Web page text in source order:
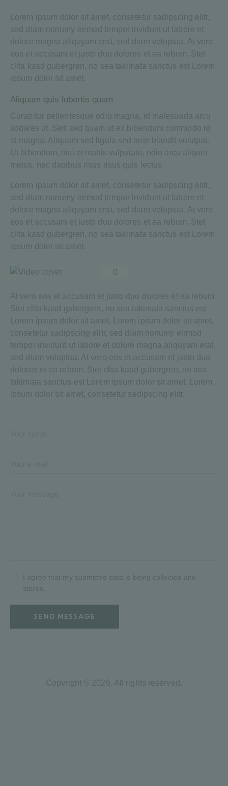
Lorem ipsum dolor sit amet, consetetur sadipscing elitr,
sed diam nonumy eirmod tempor invidunt ut labore et
dolore magna aliquyam erat, sed diam voluptua. At vero
eos et accusam et justo duo dolores et ea rebum. Stet
clita kasd gubergren, no sea takimata sanctus est Lorem
ipsum dolor sit amet.
Aliquam quis lobortis quam
Curabitur pellentesque odio magna, id malesuada arcu
sodales ut. Sed sed quam ut ex bibendum commodo id
id magna. Aliquam sed ligula sed ante blandit volutpat.
Ut bibendum, nisi et mattis vulputate, odio arcu aliquet
metus, nec dapibus risus risus quis lectus.
Lorem ipsum dolor sit amet, consetetur sadipscing elitr,
sed diam nonumy eirmod tempor invidunt ut labore et
dolore magna aliquyam erat, sed diam voluptua. At vero
eos et accusam et justo duo dolores et ea rebum. Stet
clita kasd gubergren, no sea takimata sanctus est Lorem
ipsum dolor sit amet.
At vero eos et accusam et justo duo dolores et ea rebum.
Stet clita kasd gubergren, no sea takimata sanctus est
Lorem ipsum dolor sit amet. Lorem ipsum dolor sit amet,
consetetur sadipscing elitr, sed diam nonumy eirmod
tempor invidunt ut labore et dolore magna aliquyam erat,
sed diam voluptua. At vero eos et accusam et justo duo
dolores et ea rebum. Stet clita kasd gubergren, no sea
takimata sanctus est Lorem ipsum dolor sit amet. Lorem
ipsum dolor sit amet, consetetur sadipscing elitr.
I agree that my submitted data is being collected and
stored.
SEND MESSAGE
Copyright © 2026. All rights reserved.